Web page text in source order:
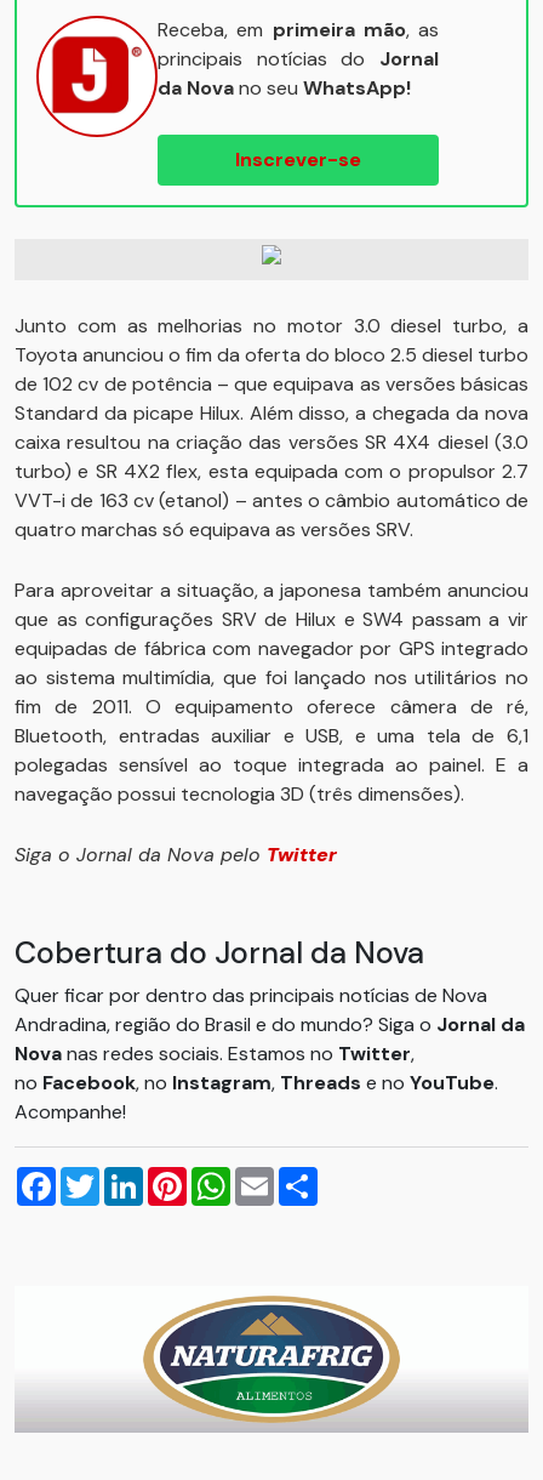
Receba, em primeira mão, as
principais notícias do Jornal
da Novano seu WhatsApp!
Inscrever-se
Junto com as melhorias no motor 3.0 diesel turbo, a
Toyota anunciou o fim da oferta do bloco 2.5 diesel turbo
de 102 cv de potência – que equipava as versões básicas
Standard da picape Hilux. Além disso, a chegada da nova
caixa resultou na criação das versões SR 4X4 diesel (3.0
turbo) e SR 4X2 flex, esta equipada com o propulsor 2.7
VVT-i de 163 cv (etanol) – antes o câmbio automático de
quatro marchas só equipava as versões SRV.
Para aproveitar a situação, a japonesa também anunciou
que as configurações SRV de Hilux e SW4 passam a vir
equipadas de fábrica com navegador por GPS integrado
ao sistema multimídia, que foi lançado nos utilitários no
fim de 2011. O equipamento oferece câmera de ré,
Bluetooth, entradas auxiliar e USB, e uma tela de 6,1
polegadas sensível ao toque integrada ao painel. E a
navegação possui tecnologia 3D (três dimensões).
Siga o Jornal da Nova pelo Twitter
Cobertura do Jornal da Nova
Quer ficar por dentro das principais notícias de Nova
Andradina, região do Brasil e do mundo? Siga o Jornal da
Novanas redes sociais. Estamos no Twitter,
no Facebook, no Instagram, Threads e no YouTube.
Acompanhe!
Facebook
TwitterLinkedInPinterestWhatsApp
Email